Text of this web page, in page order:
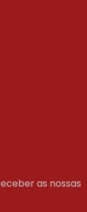
as nossas